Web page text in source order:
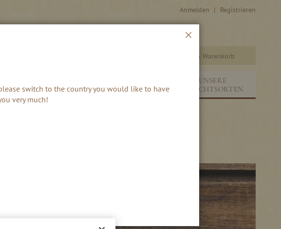
Anmelden Registrieren
Warenkorb
ZUBEHÖR
SAISONALES
UNSERE
FRUCHTSORTEN
switch to the country you would like to have
very much!